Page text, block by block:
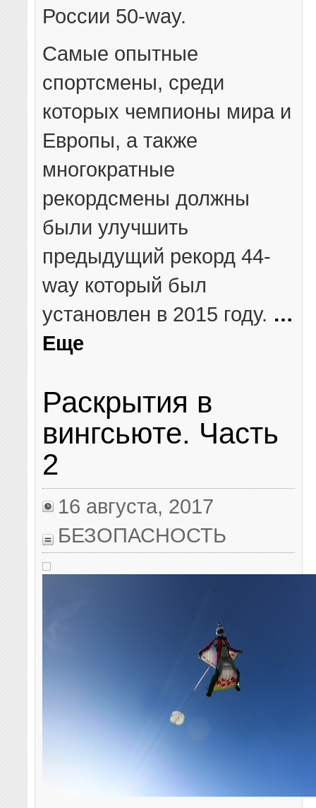
России 50-way.
Самые опытные
спортсмены, среди
которых чемпионы мира и
Европы, а также
многократные
рекордсмены должны
были улучшить
предыдущий рекорд 44-
way который был
установлен в 2015 году. …
Еще
Раскрытия в
вингсьюте. Часть
2
16 августа, 2017
БЕЗОПАСНОСТЬ